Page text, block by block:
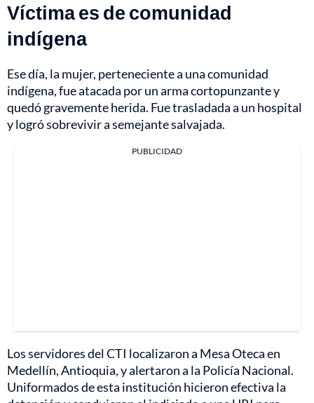
Víctima es de comunidad
indígena
Ese día, la mujer, perteneciente a una comunidad
indígena, fue atacada por un arma cortopunzante y
quedó gravemente herida. Fue trasladada a un hospital
y logró sobrevivir a semejante salvajada.
PUBLICIDAD
Los servidores del CTI localizaron a Mesa Oteca en
Medellín, Antioquia, y alertaron a la Policía Nacional.
Uniformados de esta institución hicieron efectiva la